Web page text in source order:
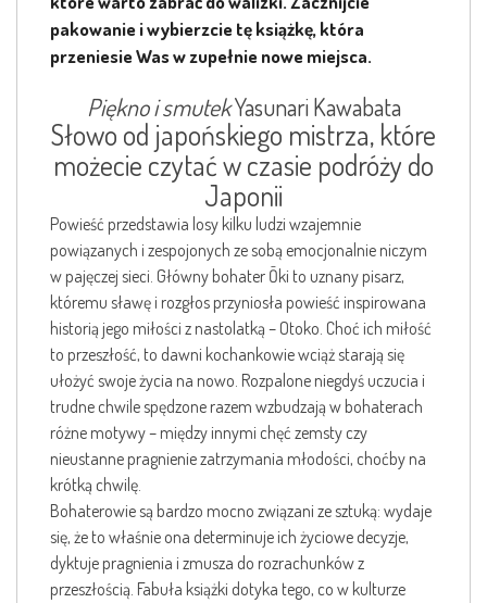
pakowanie i wybierzcie tę książkę, która
przeniesie Was w zupełnie nowe miejsca.
Piękno i smutekYasunari Kawabata
Słowo od japońskiego mistrza, które
możecie czytać w czasie podróży do
Japonii
Powieść przedstawia losy kilku ludzi wzajemnie
powiązanych i zespojonych ze sobą emocjonalnie niczym
w pajęczej sieci. Główny bohater Ōki to uznany pisarz,
któremu sławę i rozgłos przyniosła powieść inspirowana
historią jego miłości z nastolatką – Otoko. Choć ich miłość
to przeszłość, to dawni kochankowie wciąż starają się
ułożyć swoje życia na nowo. Rozpalone niegdyś uczucia i
trudne chwile spędzone razem wzbudzają w bohaterach
różne motywy – między innymi chęć zemsty czy
nieustanne pragnienie zatrzymania młodości, choćby na
krótką chwilę.
Bohaterowie są bardzo mocno związani ze sztuką: wydaje
się, że to właśnie ona determinuje ich życiowe decyzje,
dyktuje pragnienia i zmusza do rozrachunków z
przeszłością. Fabuła książki dotyka tego, co w kulturze